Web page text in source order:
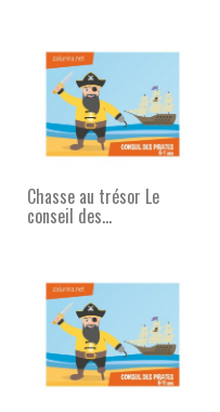
Chasse au trésor Le
conseil des...